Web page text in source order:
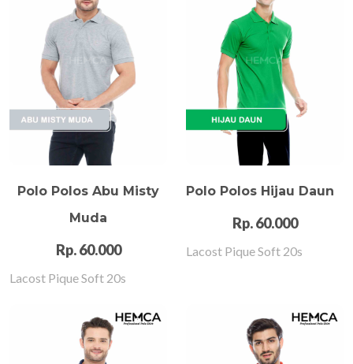
Polo Polos Abu Misty
Muda
Rp. 60.000
Lacost Pique Soft 20s
Polo Polos Hijau Daun
Rp. 60.000
Lacost Pique Soft 20s